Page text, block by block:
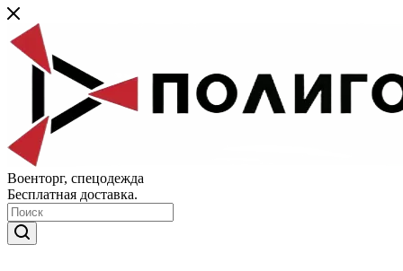
Военторг, спецодежда
Бесплатная доставка.